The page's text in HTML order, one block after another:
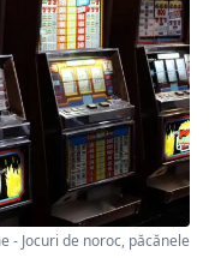
- Jocuri de noroc, păcănele